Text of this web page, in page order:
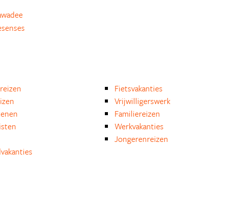
Fietsvakanties
Vrijwilligerswerk
Familiereizen
Werkvakanties
Jongerenreizen